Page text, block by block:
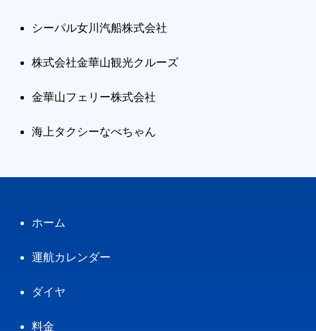
シーパル女川汽船株式会社
株式会社金華山観光クルーズ
金華山フェリー株式会社
海上タクシーなべちゃん
ホーム
運航カレンダー
ダイヤ
料金